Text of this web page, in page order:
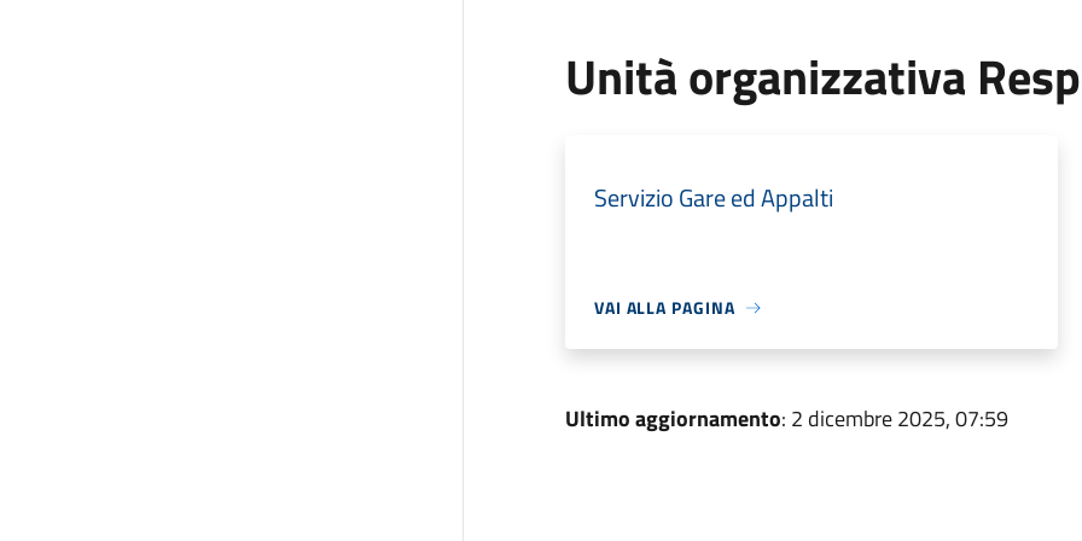
Unità organizzativa
Servizio Gare ed Appalti
VAI ALLA PAGINA
Ultimo aggiornamento: 2 dicembre 2025, 07:59